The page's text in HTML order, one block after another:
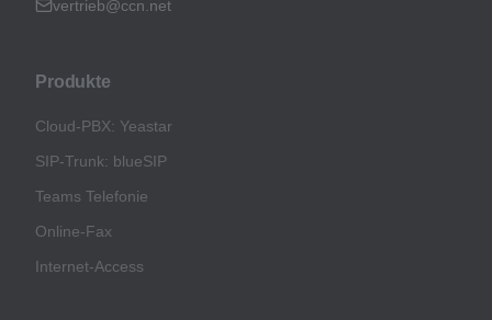
vertrieb@ccn.net
Produkte
Cloud-PBX: Yeastar
SIP-Trunk: blueSIP
Teams Telefonie
Online-Fax
Internet-Access